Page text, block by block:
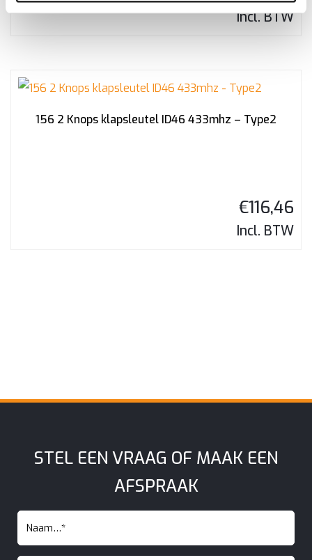
Incl. BTW
156 2 Knops klapsleutel ID46 433mhz – Type2
€116,46
Incl. BTW
STEL EEN VRAAG OF MAAK EEN
AFSPRAAK